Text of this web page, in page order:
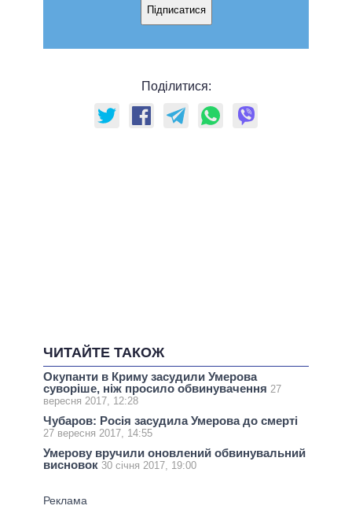
Підписатися
Поділитися:
ЧИТАЙТЕ ТАКОЖ
Окупанти в Криму засудили Умерова
суворіше, ніж просило обвинувачення 27
вересня 2017, 12:28
Чубаров: Росія засудила Умерова до смерті
27 вересня 2017, 14:55
Умерову вручили оновлений обвинувальний
висновок 30 січня 2017, 19:00